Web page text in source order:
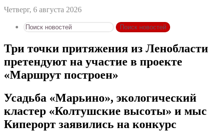
Четверг, 6 августа 2026
Поиск новостей
Три точки притяжения из Ленобласти
претендуют на участие в проекте
«Маршрут построен»
Усадьба «Марьино», экологический
кластер «Колтушские высоты» и мыс
Киперорт заявились на конкурс